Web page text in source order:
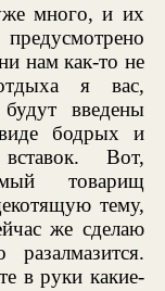
много, и их
нам как-то не
я вас,
введены
бодрых и
Вот,
товарищ
тему,
же сделаю
в руки какие-